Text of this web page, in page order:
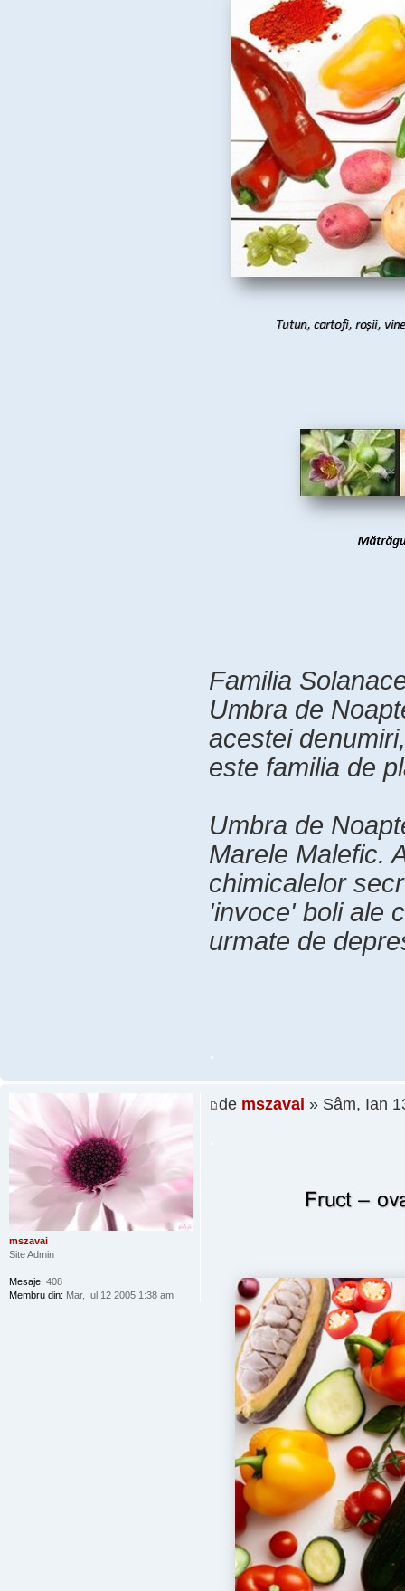
Familia
Umbra de
acestei
este familia de
Umbra de
Marele Malefic.
chimicalelor
'invoce' boli ale
urmate de
.
de mszavai » Sâm, Ian
mszavai
Site Admin
Mesaje: 408
Membru din: Mar, Iul 12 2005 1:38 am